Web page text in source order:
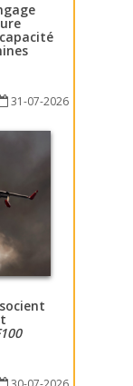
31-07-2026